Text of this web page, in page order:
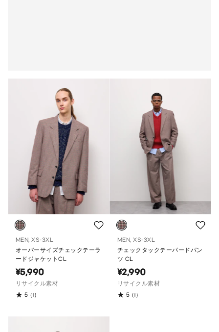
MEN, XS-3XL
オーバーサイズチェックテーラ
ードジャケットCL
¥5,990
リサイクル素材
5 (1)
MEN, XS-3XL
チェックタックテーパードパン
ツ CL
¥2,990
リサイクル素材
5 (1)